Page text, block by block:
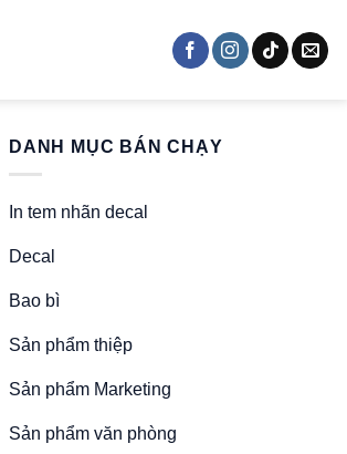
DANH MỤC BÁN CHẠY
In tem nhãn decal
Decal
Bao bì
Sản phẩm thiệp
Sản phẩm Marketing
Sản phẩm văn phòng